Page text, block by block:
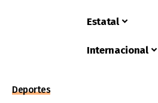
Estatal
Internacional
Deportes